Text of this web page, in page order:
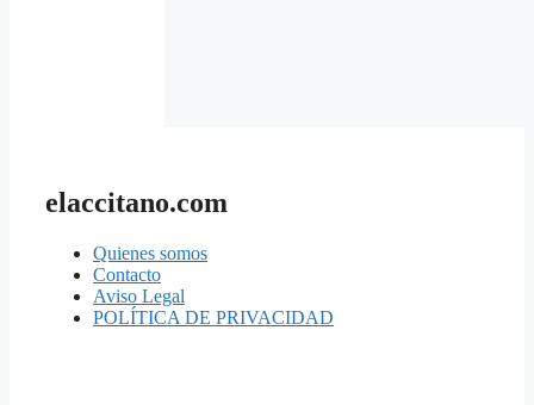
elaccitano.com
Quienes somos
Contacto
Aviso Legal
POLÍTICA DE PRIVACIDAD